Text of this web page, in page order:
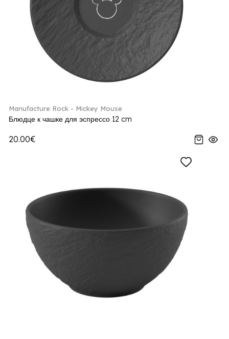
Manufacture Rock - Mickey Mouse
Блюдце к чашке для эспрессо 12 cm
20.00€